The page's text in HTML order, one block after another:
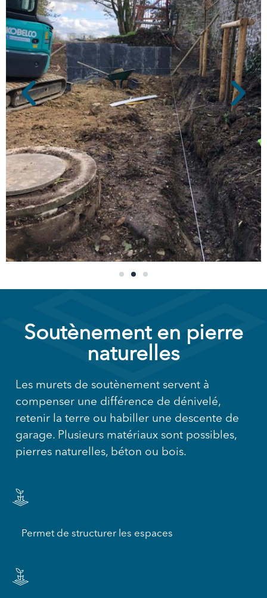
Soutènement en pierre
naturelles
Les murets de soutènement servent à
compenser une différence de dénivelé,
retenir la terre ou habiller une descente de
garage. Plusieurs matériaux sont possibles,
pierres naturelles, béton ou bois.
Permet de structurer les espaces